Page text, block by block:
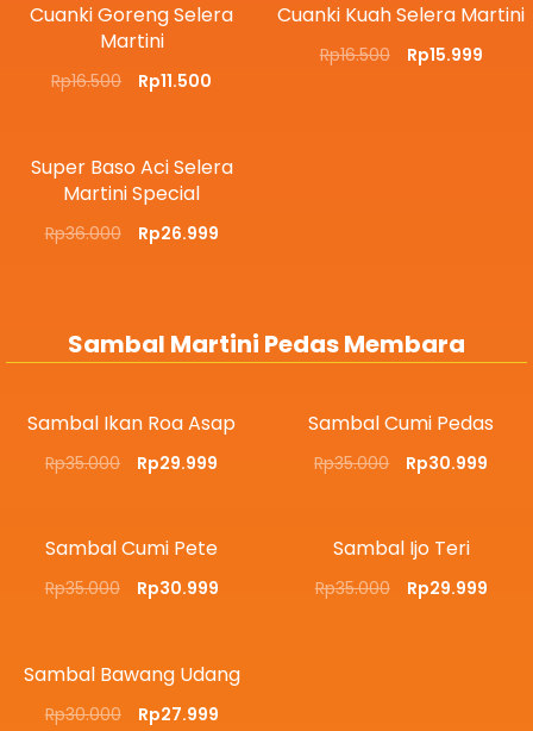
Cuanki Goreng Selera
Martini
Rp16.500 Rp11.500
Cuanki Kuah Selera Martini
Rp16.500 Rp15.999
Super Baso Aci Selera
Martini Special
Rp36.000 Rp26.999
Sambal Martini Pedas Membara
Sambal Ikan Roa Asap
Rp35.000 Rp29.999
Sambal Cumi Pedas
Rp35.000 Rp30.999
Sambal Cumi Pete
Rp35.000 Rp30.999
Sambal Ijo Teri
Rp35.000 Rp29.999
Sambal Bawang Udang
Rp30.000 Rp27.999